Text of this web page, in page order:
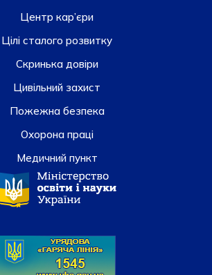
Центр кар’єри
Цілі сталого розвитку
Скринька довiри
Цивільний захист
Пожежна безпека
Охорона праці
Медичний пункт